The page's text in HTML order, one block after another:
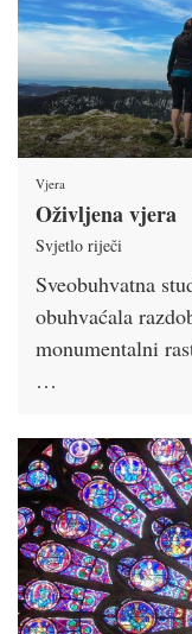
Vjera
Oživljena vjera
Svjetlo riječi
Sveobuhvatna
obuhvaćala
monumentalni
…